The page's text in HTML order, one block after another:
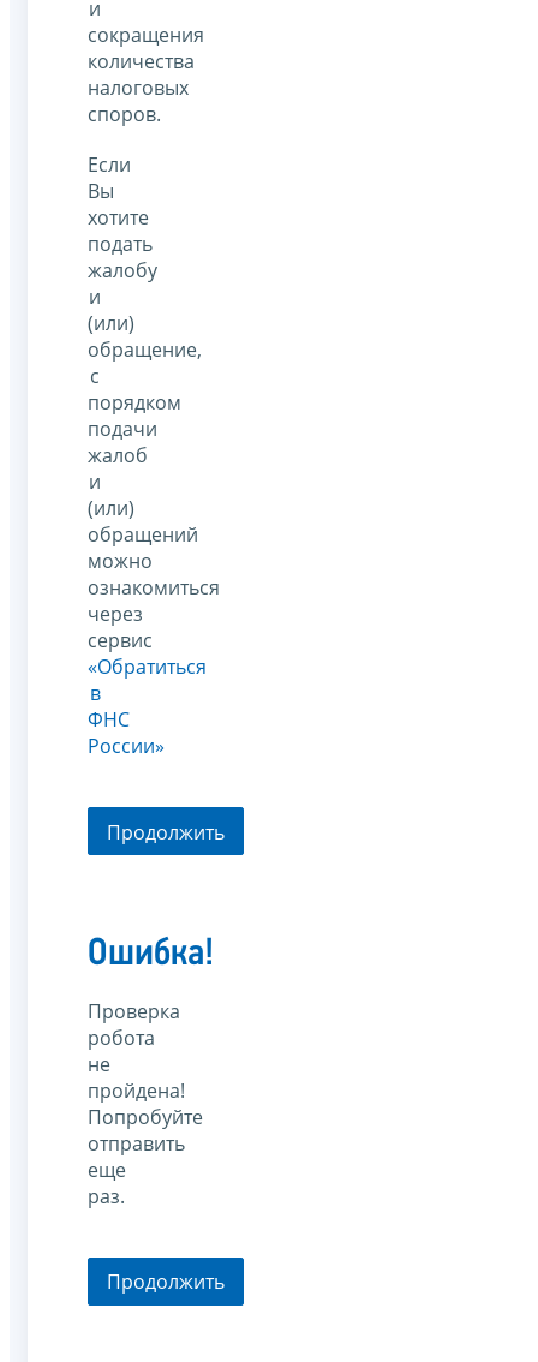
и
сокращения
количества
налоговых
споров.
Если
Вы
хотите
подать
жалобу
и
(или)
обращение,
с
порядком
подачи
жалоб
и
(или)
обращений
можно
ознакомиться
через
сервис
«Обратиться
в
ФНС
России»
Продолжить
Ошибка!
Проверка
робота
не
пройдена!
Попробуйте
отправить
еще
раз.
Продолжить